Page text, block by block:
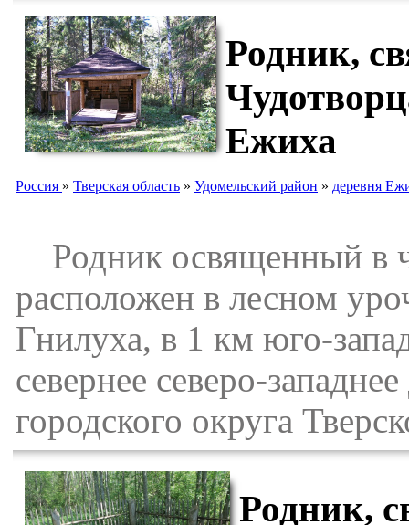
Родник,
Ежиха
Россия » Тверская область » Удомельский район » деревня
Родник освященный в
расположен в лесном
Гнилуха, в 1 км юго-
севернее северо-
городского округа
Родник,